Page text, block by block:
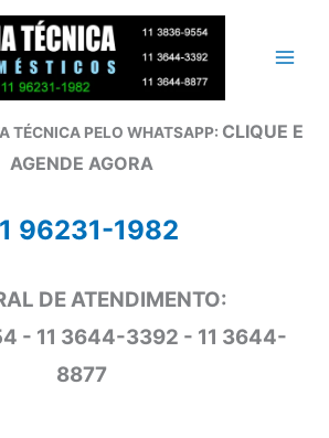
TÉCNICA PELO WHATSAPP: CLIQUE E
AGENDE AGORA
96231-1982
DE ATENDIMENTO:
- 11 3644-3392 - 11 3644-
8877